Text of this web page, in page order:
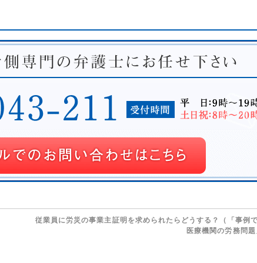
従業員に労災の事業主証明を求められたらどうする？（「事例で
医療機関の労務問題